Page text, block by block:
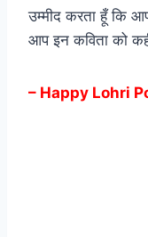
उम्मीद करता हूँ कि
आप इन कविता को
– Happy Lohri